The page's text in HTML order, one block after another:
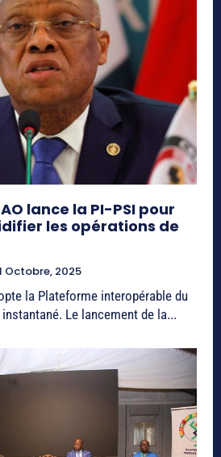
lance la PI-PSI pour
les opérations de
Octobre, 2025
la Plateforme interopérable du
Le lancement de la...